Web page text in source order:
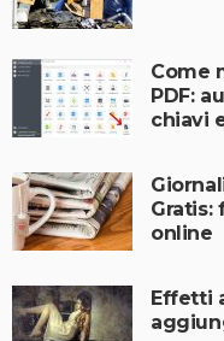
Come
PDF:
chiavi
Gratis:
online
Effetti